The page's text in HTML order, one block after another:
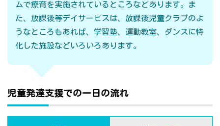
ムで療育を実施されているところなどあります。ま
た、放課後等デイサービスは、放課後児童クラブのよ
うなところもあれば、学習塾、運動教室、ダンスに特
化した施設などいろいろあります。
児童発達支援での一日の流れ